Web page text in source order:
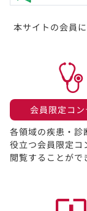
本サイトの会員
会員限定コン
各領域の疾患・診
役立つ会員限定コ
閲覧することがで